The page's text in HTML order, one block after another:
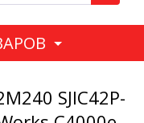
SJIC42P-